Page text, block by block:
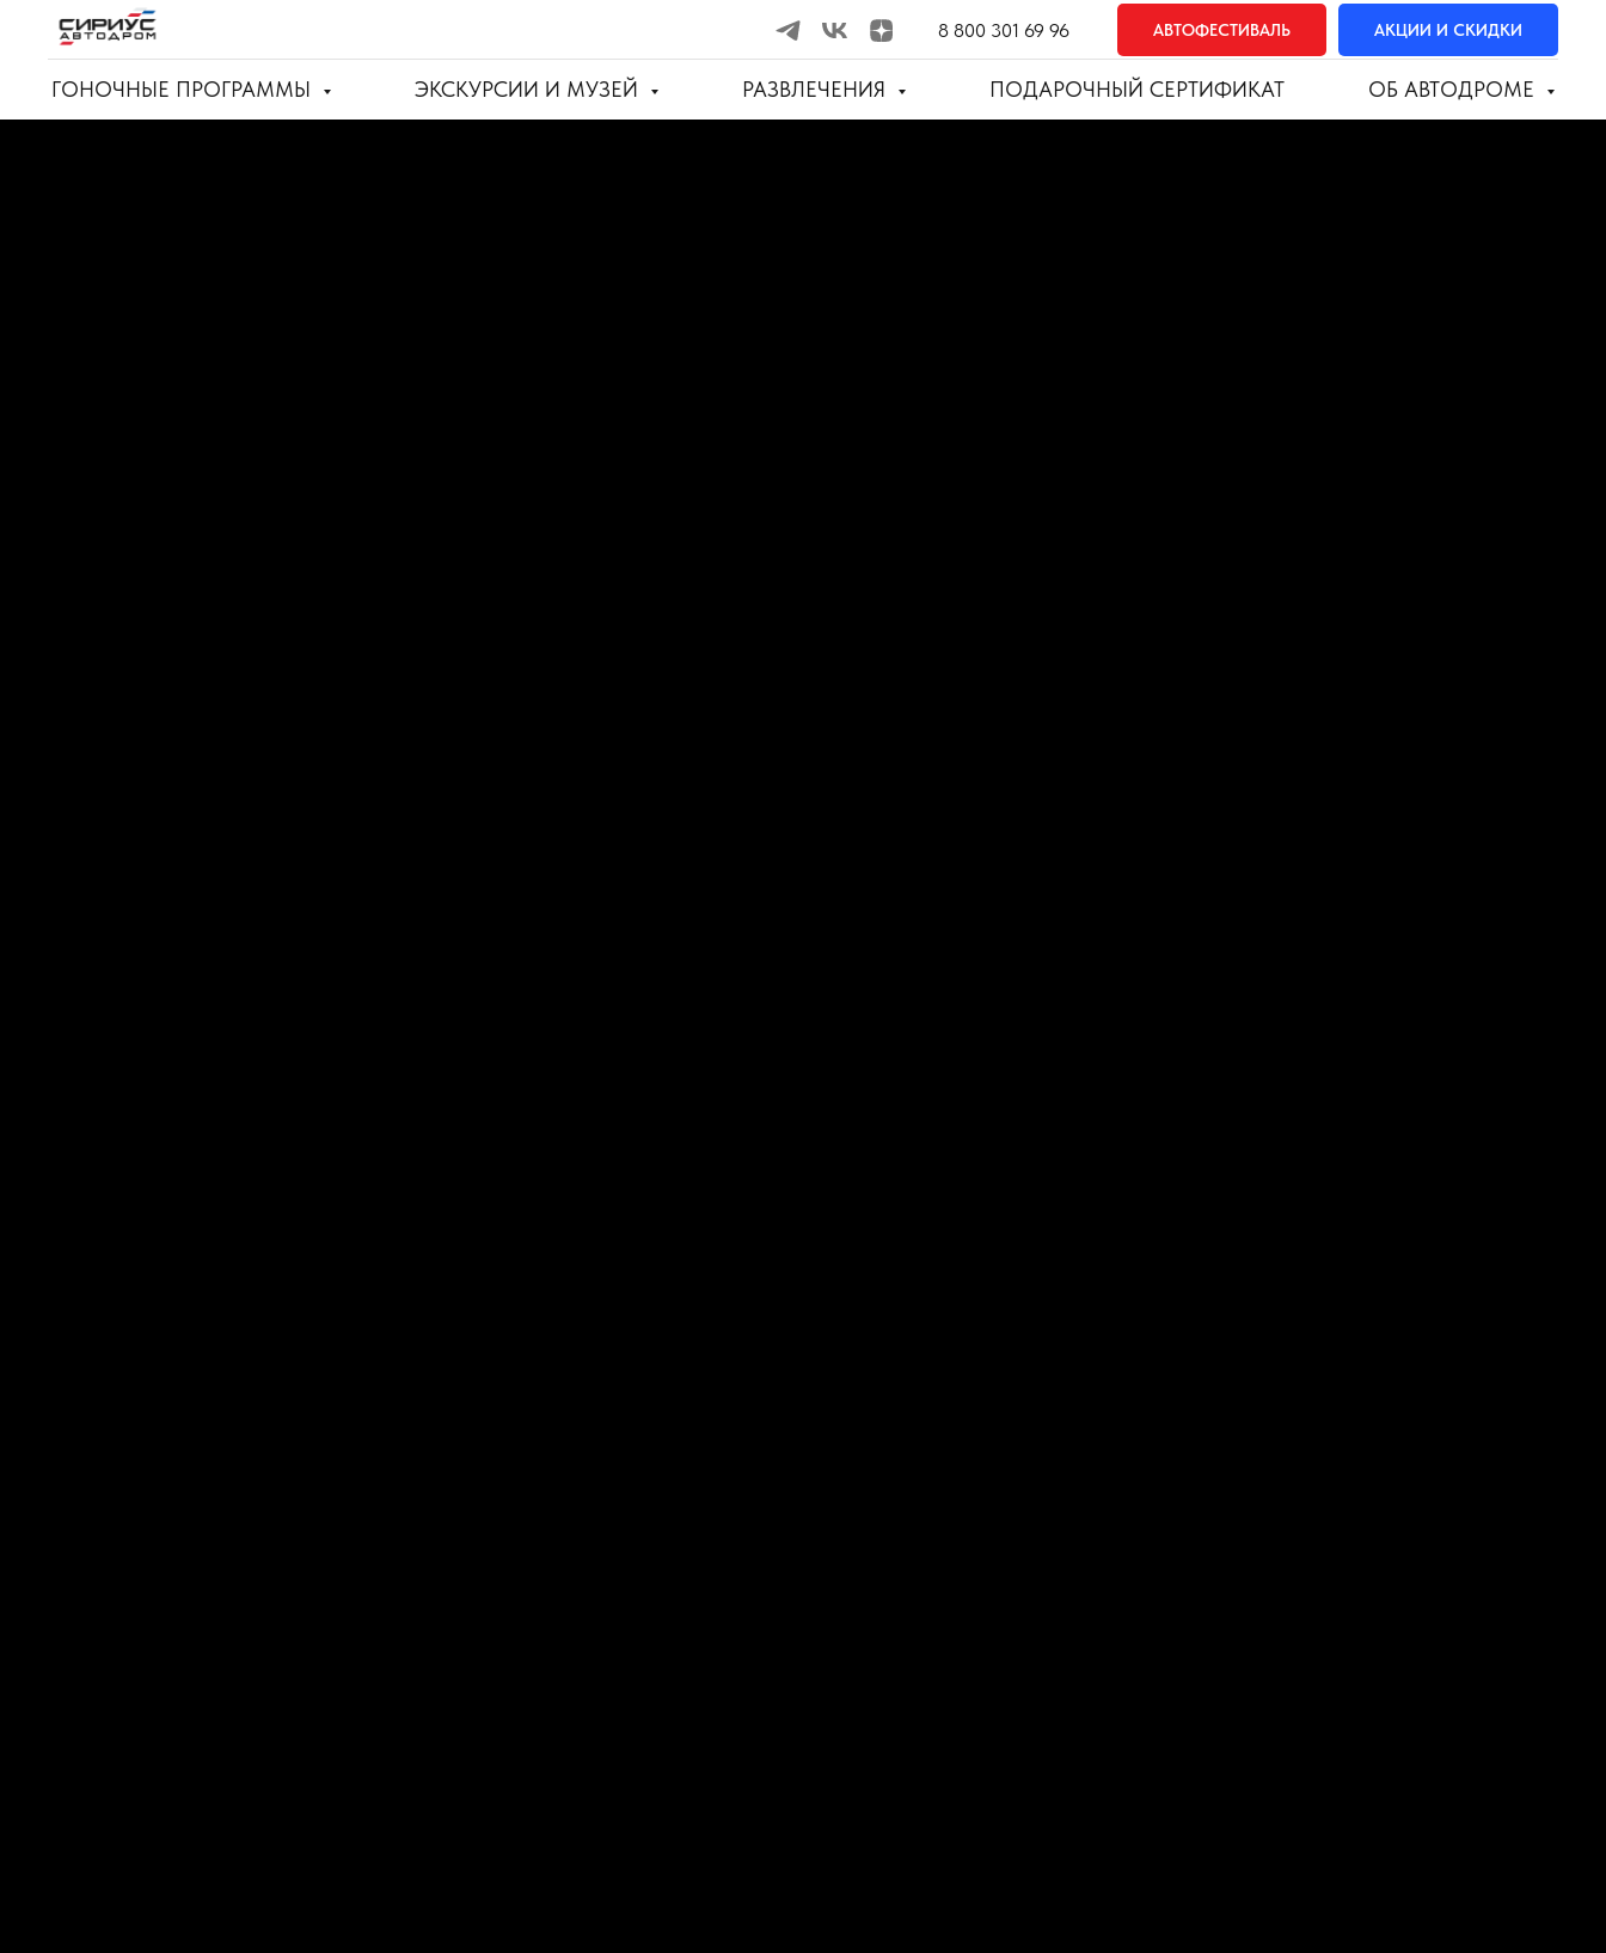
8 800 301 69 96 АВТОФЕСТИВАЛЬ АКЦИИ И СКИДКИ
ГОНОЧНЫЕ ПРОГРАММЫ ЭКСКУРСИИ И МУЗЕЙ РАЗВЛЕЧЕНИЯ ПОДАРОЧНЫЙ СЕРТИФИКАТ ОБ АВТОДРОМЕ